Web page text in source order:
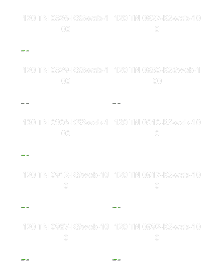
120 TN 0826-KS5web-1
00
120 TN 0827-KSweb-10
0
120 TN 0829-KS3web-1
00
120 TN 0830-KS6web-1
00
120 TN 0906-KS3web-1
00
120 TN 0910-KSweb-10
0
120 TN 0912-KSweb-10
0
120 TN 0917-KSweb-10
0
120 TN 0987-KSweb-10
0
120 TN 0992-KSweb-10
0